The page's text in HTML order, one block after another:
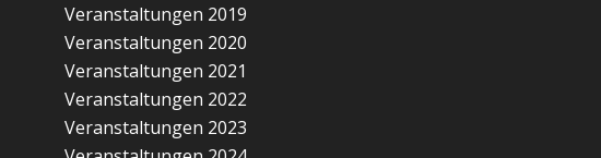
Veranstaltungen 2019
Veranstaltungen 2020
Veranstaltungen 2021
Veranstaltungen 2022
Veranstaltungen 2023